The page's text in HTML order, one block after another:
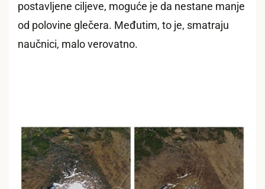
postavljene ciljeve, moguće je da nestane manje
od polovine glečera. Međutim, to je, smatraju
naučnici, malo verovatno.